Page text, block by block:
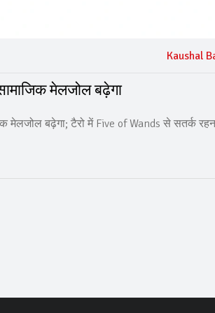
Kaushal
मेलजोल बढ़ेगा
मेलजोल बढ़ेगा; टैरो में Five of Wands से सतर्क